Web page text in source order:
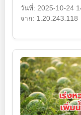
วันที่: 2025-10-24
จาก: 1.20.243.118